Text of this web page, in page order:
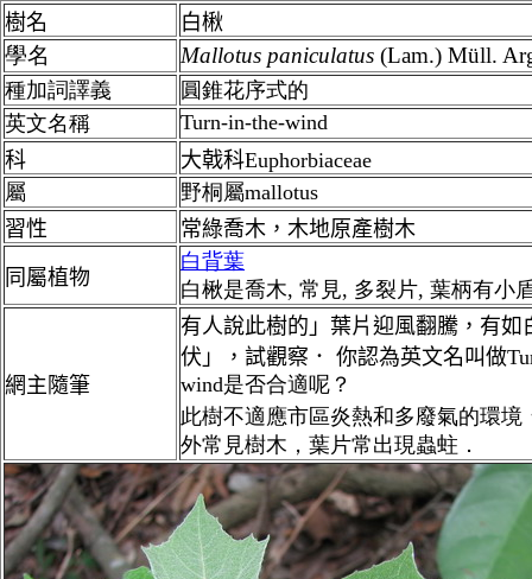
樹名 白楸
學名 Mallotus paniculatus (Lam.) Müll.
種加詞譯義
圓錐花序式的
英文名稱
Turn-in-the-wind
科
大戟科Euphorbiaceae
屬
野桐屬mallotus
習性
常綠喬木， 木地原產樹木
同屬植物
白背葉
白楸是喬木, 常見, 多裂片, 葉柄有小
網主隨筆
有人說此樹的」 葉片迎風翻騰，有如
伏 」，試觀察． 你認為英文名叫做
wind是否合適呢？
此樹不適應市區炎熱和多廢氣的環境
外常見樹木，葉片常出現蟲蛀．